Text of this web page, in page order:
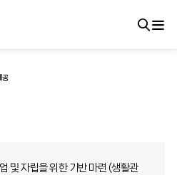
공
및 자립을 위한 기반 마련 (생활관